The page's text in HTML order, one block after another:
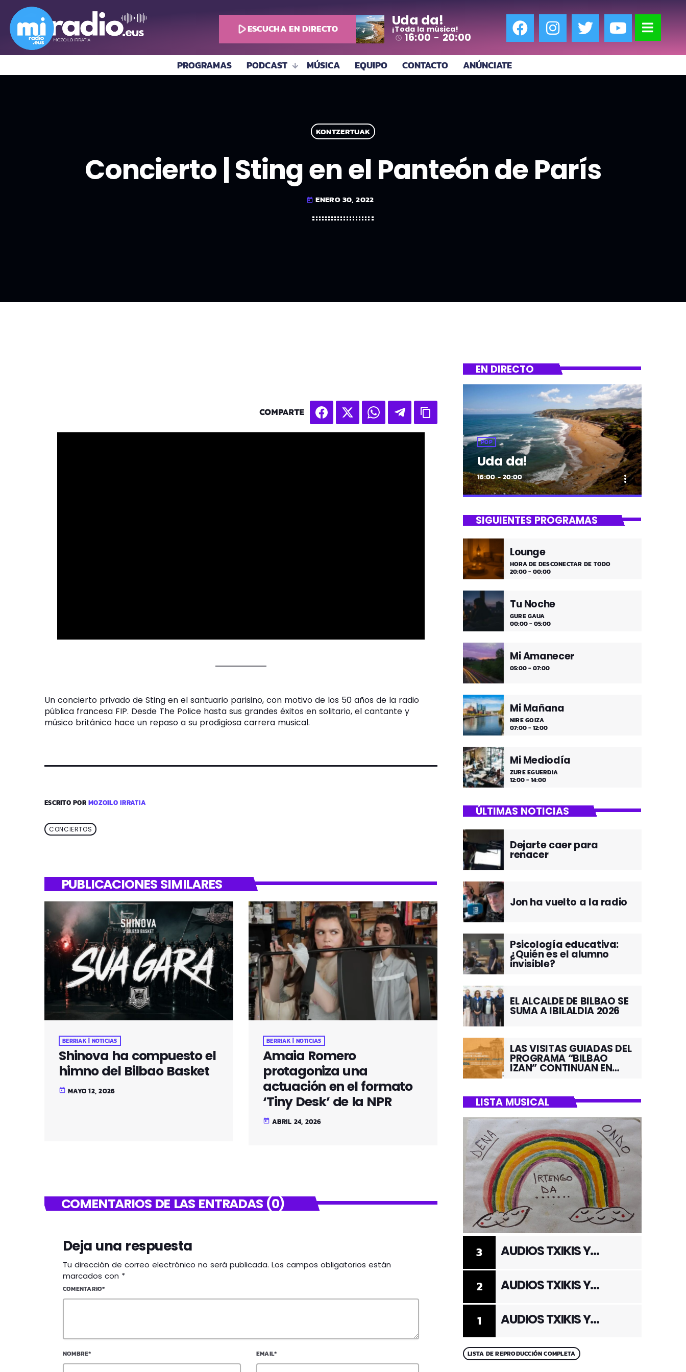
play_arrowESCUCHA EN DIRECTO Uda da!
¡Toda la música!
access_time 16:00 - 20:00
PROGRAMAS PODCAST MÚSICA EQUIPO CONTACTO ANÚNCIATE
KONTZERTUAK
Concierto | Sting en el Panteón de París
today ENERO 30, 2022
COMPARTE
Un concierto privado de Sting en el santuario parisino, con motivo de los 50 años de la radio​​
pública francesa FIP. Desde The Police hasta sus grandes éxitos en solitario, el cantante y
músico británico hace un repaso a su prodigiosa carrera musical.
ESCRITO PORMOZOILO IRRATIA
CONCIERTOS
PUBLICACIONES SIMILARES
BERRIAK | NOTICIAS
Shinova ha compuesto el
himno del Bilbao Basket
today MAYO 12, 2026
BERRIAK | NOTICIAS
Amaia Romero
protagoniza una
actuación en el formato
‘Tiny Desk’ de la NPR
today ABRIL 24, 2026
COMENTARIOS DE LAS ENTRADAS (0)
Deja una respuesta
Tu dirección de correo electrónico no será publicada. Los campos obligatorios están
marcados con *
COMENTARIO*
NOMBRE* EMAIL*
EN DIRECTO
POP
Uda da!
16:00 - 20:00 more_vert
Uda da!
¡Toda la música!
SIGUIENTES PROGRAMAS
Lounge
HORA DE DESCONECTAR DE TODO
20:00 - 00:00
Tu Noche
GURE GAUA
00:00 - 05:00
Mi Amanecer
05:00 - 07:00
Mi Mañana
NIRE GOIZA
07:00 - 12:00
Mi Mediodía
ZURE EGUERDIA
12:00 - 14:00
ÚLTIMAS NOTICIAS
Dejarte caer para
renacer
Jon ha vuelto a la radio
Psicología educativa:
¿Quién es el alumno
invisible?
EL ALCALDE DE BILBAO SE
SUMA A IBILALDIA 2026
LAS VISITAS GUIADAS DEL
PROGRAMA “BILBAO
IZAN” CONTINUAN EN
LISTA MUSICAL
1 AUDIOS TXIKIS Y
2 AUDIOS TXIKIS Y
3 AUDIOS TXIKIS Y
LISTA DE REPRODUCCIÓN COMPLETA